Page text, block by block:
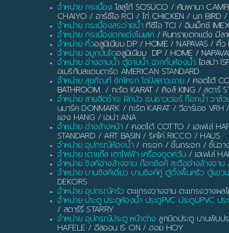
จำหน่าย กระเบื้อง โสสุโก้ SOSUCO / คัมพานา
CHAIYO / อาร์ซีไอ RCI / ไก่ CHICKEN / นก BIRD /
จำหน่าย กระเบื้องสระว่ายน้ำ ทีซีไอ TCI / อิมเม็กซ์
จำหน่าย กระเบื้องตกแต่งโมเสค / หินทรายตกแต่ง มีลา
จำหน่าย คิ้วอลูมิเนียม DP / HOME / NAPAVAS / คิ้ว
จำหน่าย จมูกบันไดอลูมิเนียม DP / HOME /
จำหน่าย อ่างอาบน้ำ ตู้อาบน้ำ ฉากกั้นห้องน้ำ ไอสปา
อเมริกันสแตนดาร์ด AMERICAN STANDARD
จำหน่าย สุขภัณฑ์ ชักโครก โถปัสสาวะชาย / คอตโต้
BATHROOM / กะรัต KARAT/ คิงส์ KING / สตาร์
จำหน่าย สายฉีดชำระ ฝักบัว เรนชาวเวอร์ ก๊อกน้ำ วาล์
นมาร์ค DONMARK / กะรัต KARAT / วีอาร์เอช
แฮง HANG / เอน่า ANA
จำหน่าย อ่างล้างหน้า / คอตโต้ COTTO / เฮเฟเล่
STANDARD / ART BASIN / ริคโค่ RICCO / HAUS
จำหน่าย อุปกรณ์ห้องน้ำ / กระจก / ชั้นกระจก / ชั้นว
จำหน่าย เตาแก๊ส เตาไฟฟ้า เครื่องดูดควัน / เฮเฟเล่
จำหน่าย ซิงค์อ่างล้างจาน ก๊อกซิงค์ สะดืออ่างล้างจาน
จำหน่าย บานซิงค์เดี่ยว บานซิงค์คู่ ตู้ตั้งพื้นครัว ตู้แขว
DEKORS
จำหน่าย อุปกรณ์ครัว ตะแกรงวางจาน ตะแกรงวางผล
จำหน่าย ประตู ประตูห้องน้ำ ประตูPVC ประตูUPVC ปร
/ สตาร์รี่ STARRY
จำหน่าย อุปกรณ์ประตู หน้าต่าง ลูกบิดประตู บานพับป
HAFELE / อีสออน IS ON / ฮอย HOY